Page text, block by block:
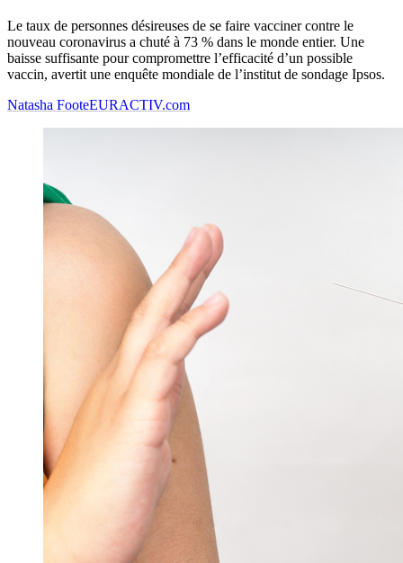
Le taux de personnes désireuses de se faire vacciner contre le
nouveau coronavirus a chuté à 73 % dans le monde entier. Une
baisse suffisante pour compromettre l’efficacité d’un possible
vaccin, avertit une enquête mondiale de l’institut de sondage Ipsos.
Natasha FooteEURACTIV.com